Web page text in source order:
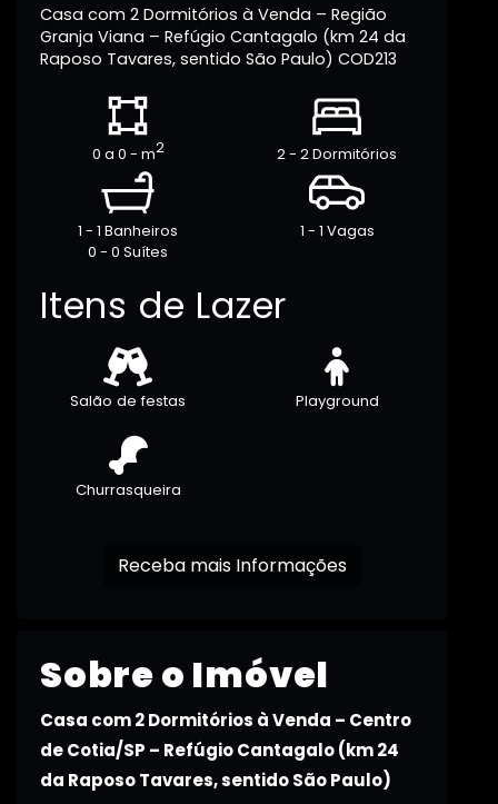
Casa com 2 Dormitórios à Venda – Região
Granja Viana – Refúgio Cantagalo (km 24 da
Raposo Tavares, sentido São Paulo) COD213
0 a 0 - m2 2 - 2 Dormitórios
1 - 1 Banheiros
0 - 0 Suítes
1 - 1 Vagas
Itens de Lazer
Salão de festas Playground
Churrasqueira
Receba mais Informações
Sobre o Imóvel
Casa com 2 Dormitórios à Venda – Centro
de Cotia/SP – Refúgio Cantagalo (km 24
da Raposo Tavares, sentido São Paulo)